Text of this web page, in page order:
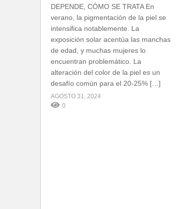
DEPENDE, CÓMO SE TRATA En
verano, la pigmentación de la piel se
intensifica notablemente. La
exposición solar acentúa las manchas
de edad, y muchas mujeres lo
encuentran problemático. La
alteración del color de la piel es un
desafío común para el 20-25% […]
AGOSTO 31, 2024
0